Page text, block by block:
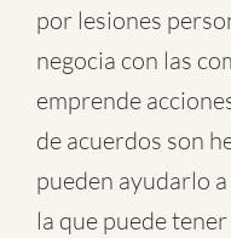
por lesiones
negocia con las
emprende
de acuerdos son
pueden ayudarlo
la que puede